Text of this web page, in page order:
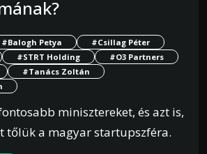
#Balogh Petya
#Csillag Péter
#STRT Holding
#O3 Partners
#Tanács Zoltán
minisztereket, és azt is,
tőlük a magyar startupszféra.